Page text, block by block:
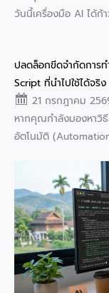
วันนี้เครื่องมือ AI ได้ก้า
ปลดล็อกขีดจำกัดการ
Script ที่นำไปใช้ได้จริง
21 กรกฎาคม
หากคุณกำลังมองหาวิธี
อัตโนมัติ